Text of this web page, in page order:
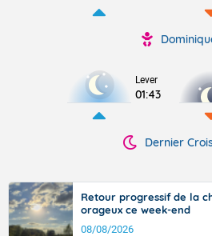
Lever
01:43
Dernier
Retour progressif de la
orageux ce week-end
08/08/2026